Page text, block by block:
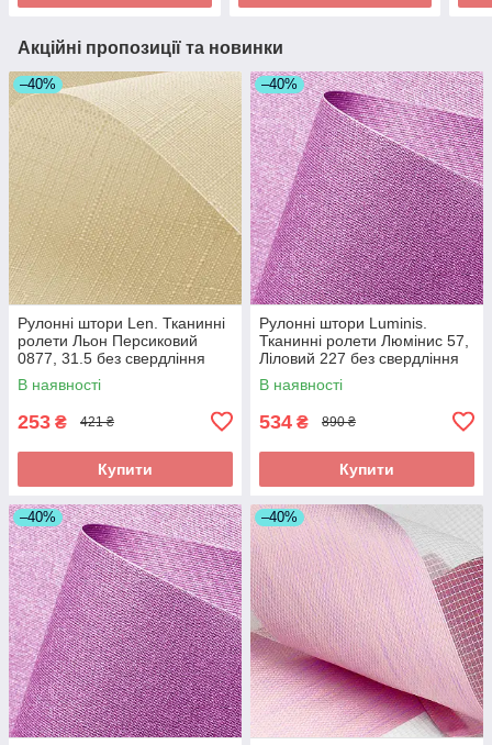
Акційні пропозиції та новинки
–40%
Рулонні штори Len. Тканинні
ролети Льон Персиковий
0877, 31.5 без свердління
В наявності
253 ₴ 421 ₴
Купити
–40%
Рулонні штори Luminis.
Тканинні ролети Люмінис 57,
Ліловий 227 без свердління
В наявності
534 ₴ 890 ₴
Купити
–40% –40%